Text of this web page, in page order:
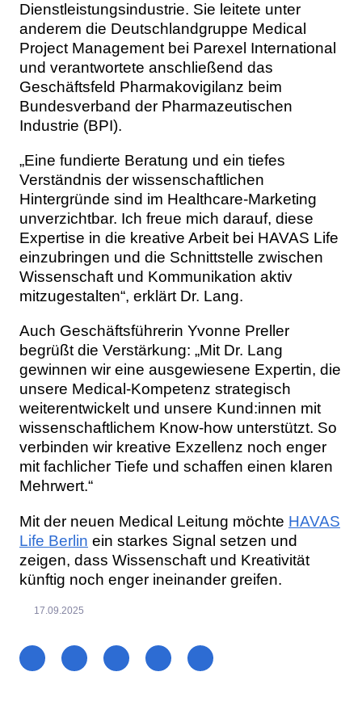
Dienstleistungsindustrie. Sie leitete unter
anderem die Deutschlandgruppe Medical
Project Management bei Parexel International
und verantwortete anschließend das
Geschäftsfeld Pharmakovigilanz beim
Bundesverband der Pharmazeutischen
Industrie (BPI).
„Eine fundierte Beratung und ein tiefes
Verständnis der wissenschaftlichen
Hintergründe sind im Healthcare-Marketing
unverzichtbar. Ich freue mich darauf, diese
Expertise in die kreative Arbeit bei HAVAS Life
einzubringen und die Schnittstelle zwischen
Wissenschaft und Kommunikation aktiv
mitzugestalten“, erklärt Dr. Lang.
Auch Geschäftsführerin Yvonne Preller
begrüßt die Verstärkung: „Mit Dr. Lang
gewinnen wir eine ausgewiesene Expertin, die
unsere Medical-Kompetenz strategisch
weiterentwickelt und unsere Kund:innen mit
wissenschaftlichem Know-how unterstützt. So
verbinden wir kreative Exzellenz noch enger
mit fachlicher Tiefe und schaffen einen klaren
Mehrwert.“
Mit der neuen Medical Leitung möchte HAVAS
Life Berlin ein starkes Signal setzen und
zeigen, dass Wissenschaft und Kreativität
künftig noch enger ineinander greifen.
17.09.2025